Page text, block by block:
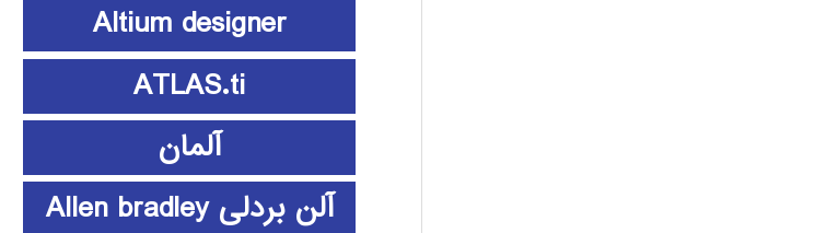
Altium designer
ATLAS.ti
آلمان
آلن بردلی Allen bradley